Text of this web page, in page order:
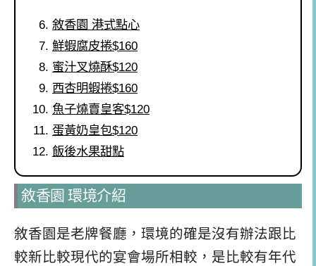
敘香園 港式點心
鮮蝦腐皮捲$160
蜜汁叉燒酥$120
西杏明蝦捲$160
魚子燒賣皇客$120
蛋黃奶皇包$120
飯後水果甜點
敘香園 環境介紹
敘香園是老牌餐廳，環境的確是沒有辦法跟比
較新比較現代的宴會場所相較，是比較有年代